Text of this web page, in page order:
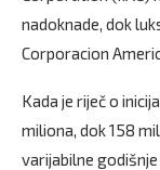
nadoknade, dok
Corporacion
Kada je riječ o
miliona, dok 158
varijabilne godišnje